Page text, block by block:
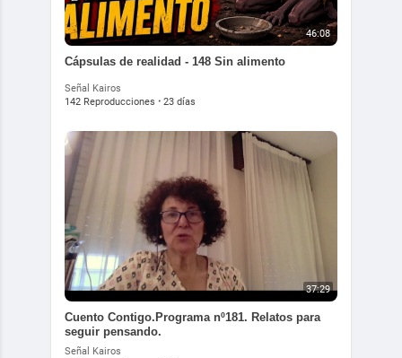
46:08
Cápsulas de realidad - 148 Sin alimento
Señal Kairos
142 Reproducciones · 23 días
37:29
Cuento Contigo.Programa nº181. Relatos para
seguir pensando.
Señal Kairos